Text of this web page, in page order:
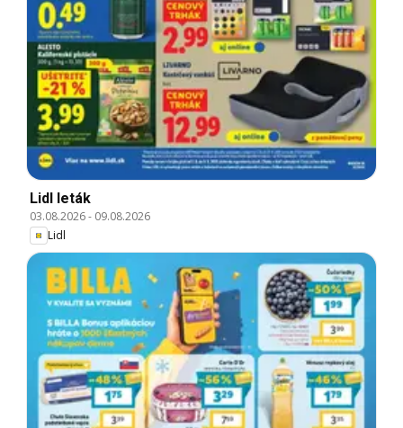
Lidl leták
03.08.2026- 09.08.2026
Lidl